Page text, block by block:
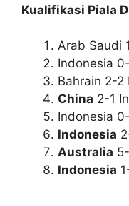
Kualifikasi Piala
Arab Saudi
Indonesia
Bahrain 2-2
China 2-1
Indonesia
Indonesia
Australia
Indonesia